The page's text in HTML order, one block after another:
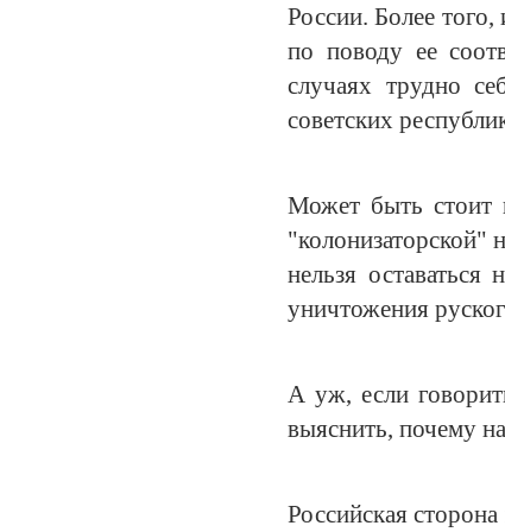
России. Более
по поводу ее
случаях трудно
советских
Может быть стоит
"колонизаторской"
нельзя
уничтожения
А уж, если
выяснить, почему
Российская